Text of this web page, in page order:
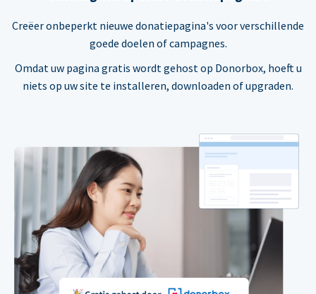
Creëer onbeperkt nieuwe donatiepagina's voor verschillende
goede doelen of campagnes.
Omdat uw pagina gratis wordt gehost op Donorbox, hoeft u
niets op uw site te installeren, downloaden of upgraden.